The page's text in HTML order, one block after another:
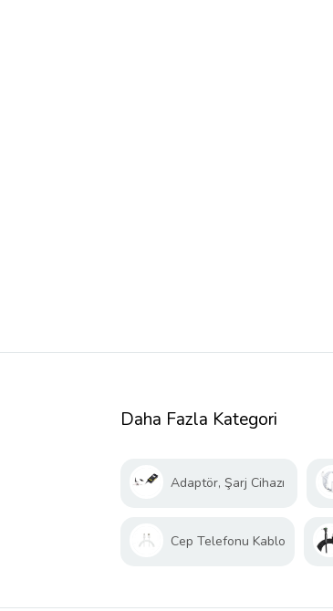
Daha Fazla Kategori
Adaptör, Şarj Cihazı
Cep Telefonu Kablo